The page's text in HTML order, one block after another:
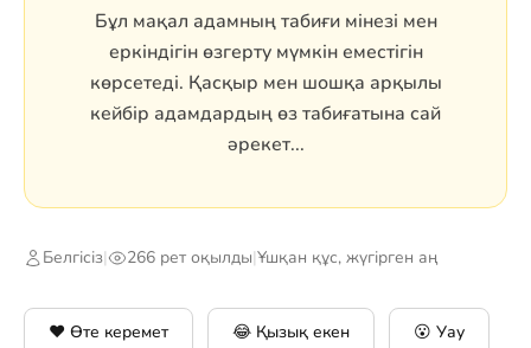
Бұл мақал адамның табиғи мінезі мен
еркіндігін өзгерту мүмкін еместігін
көрсетеді. Қасқыр мен шошқа арқылы
кейбір адамдардың өз табиғатына сай
әрекет...
Белгісіз| 266 рет оқылды|Ұшқан құс, жүгірген аң
❤️ Өте керемет 😂 Қызық екен 😮 Уау